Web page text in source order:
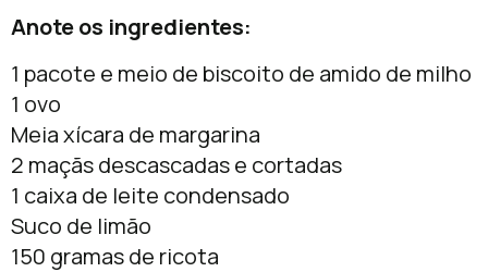
Anote os ingredientes:
1 pacote e meio de biscoito de amido de milho
1 ovo
Meia xícara de margarina
2 maçãs descascadas e cortadas
1 caixa de leite condensado
Suco de limão
150 gramas de ricota